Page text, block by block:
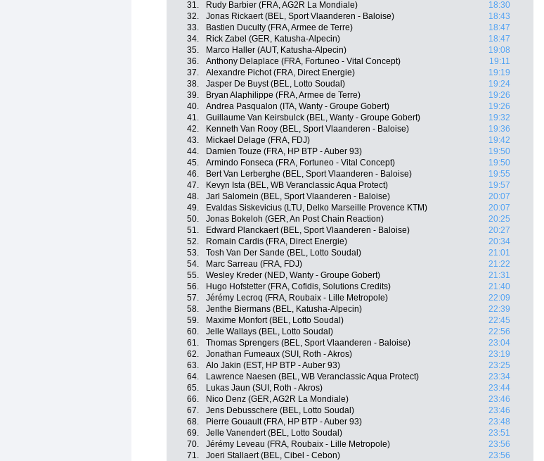
31.
Rudy Barbier (FRA, AG2R La Mondiale)
18:30
32.
Jonas Rickaert (BEL, Sport Vlaanderen - Baloise)
18:43
33.
Bastien Duculty (FRA, Armee de Terre)
18:47
34.
Rick Zabel (GER, Katusha-Alpecin)
18:47
35.
Marco Haller (AUT, Katusha-Alpecin)
19:08
36.
Anthony Delaplace (FRA, Fortuneo - Vital Concept)
19:11
37.
Alexandre Pichot (FRA, Direct Energie)
19:19
38.
Jasper De Buyst (BEL, Lotto Soudal)
19:24
39.
Bryan Alaphilippe (FRA, Armee de Terre)
19:26
40.
Andrea Pasqualon (ITA, Wanty - Groupe Gobert)
19:26
41.
Guillaume Van Keirsbulck (BEL, Wanty - Groupe Gobert)
19:32
42.
Kenneth Van Rooy (BEL, Sport Vlaanderen - Baloise)
19:36
43.
Mickael Delage (FRA, FDJ)
19:42
44.
Damien Touze (FRA, HP BTP - Auber 93)
19:50
45.
Armindo Fonseca (FRA, Fortuneo - Vital Concept)
19:50
46.
Bert Van Lerberghe (BEL, Sport Vlaanderen - Baloise)
19:55
47.
Kevyn Ista (BEL, WB Veranclassic Aqua Protect)
19:57
48.
Jarl Salomein (BEL, Sport Vlaanderen - Baloise)
20:07
49.
Evaldas Siskevicius (LTU, Delko Marseille Provence KTM)
20:07
50.
Jonas Bokeloh (GER, An Post Chain Reaction)
20:25
51.
Edward Planckaert (BEL, Sport Vlaanderen - Baloise)
20:27
52.
Romain Cardis (FRA, Direct Energie)
20:34
53.
Tosh Van Der Sande (BEL, Lotto Soudal)
21:01
54.
Marc Sarreau (FRA, FDJ)
21:22
55.
Wesley Kreder (NED, Wanty - Groupe Gobert)
21:31
56.
Hugo Hofstetter (FRA, Cofidis, Solutions Credits)
21:40
57.
Jérémy Lecroq (FRA, Roubaix - Lille Metropole)
22:09
58.
Jenthe Biermans (BEL, Katusha-Alpecin)
22:39
59.
Maxime Monfort (BEL, Lotto Soudal)
22:45
60.
Jelle Wallays (BEL, Lotto Soudal)
22:56
61.
Thomas Sprengers (BEL, Sport Vlaanderen - Baloise)
23:04
62.
Jonathan Fumeaux (SUI, Roth - Akros)
23:19
63.
Alo Jakin (EST, HP BTP - Auber 93)
23:25
64.
Lawrence Naesen (BEL, WB Veranclassic Aqua Protect)
23:34
65.
Lukas Jaun (SUI, Roth - Akros)
23:44
66.
Nico Denz (GER, AG2R La Mondiale)
23:46
67.
Jens Debusschere (BEL, Lotto Soudal)
23:46
68.
Pierre Gouault (FRA, HP BTP - Auber 93)
23:48
69.
Jelle Vanendert (BEL, Lotto Soudal)
23:51
70.
Jérémy Leveau (FRA, Roubaix - Lille Metropole)
23:56
71.
Joeri Stallaert (BEL, Cibel - Cebon)
23:56